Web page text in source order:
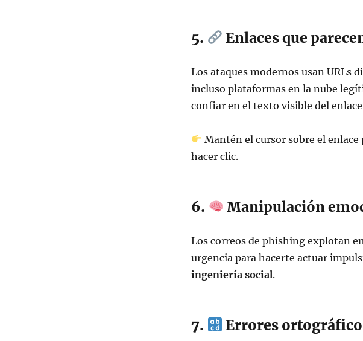
5. Enlaces que
Los ataques modernos usan URLs
incluso plataformas en la nube
confiar en el texto visible del enlace
Mantén el cursor sobre el
hacer clic.
6. Manipulación
Los correos de phishing explotan
urgencia para hacerte actuar
ingeniería social.
7. Errores